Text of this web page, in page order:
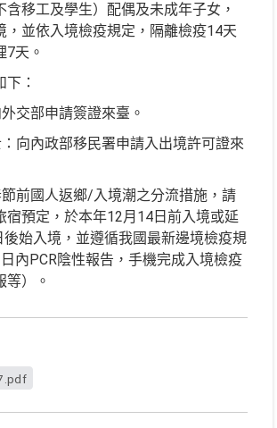
含移工及學生）配偶及未成年子女，
，並依入境檢疫規定，隔離檢疫14天
7天。
：
交部申請簽證來臺。
向內政部移民署申請入出境許可證來
前國人返鄉/入境潮之分流措施，請
宿預定，於本年12月14日前入境或延
始入境，並遵循我國最新邊境檢疫規
內PCR陰性報告，手機完成入境檢疫
等）。